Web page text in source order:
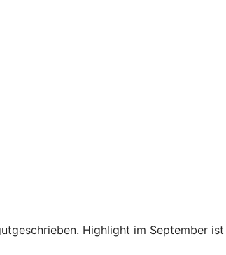
Highlight im September ist